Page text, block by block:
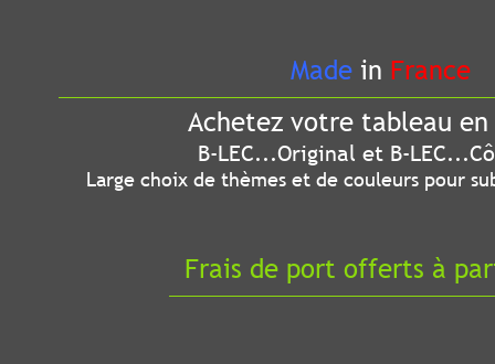
Made in France
Achetez votre tableau
B-LEC...Original et B-
Large choix de thèmes et de couleurs pour
Frais de port offerts à